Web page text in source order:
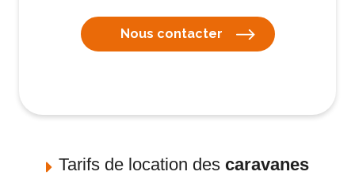
Nous contacter
Tarifs de location des caravanes